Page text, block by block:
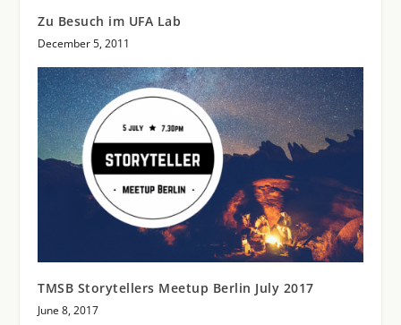
Zu Besuch im UFA Lab
December 5, 2011
TMSB Storytellers Meetup Berlin July 2017
June 8, 2017